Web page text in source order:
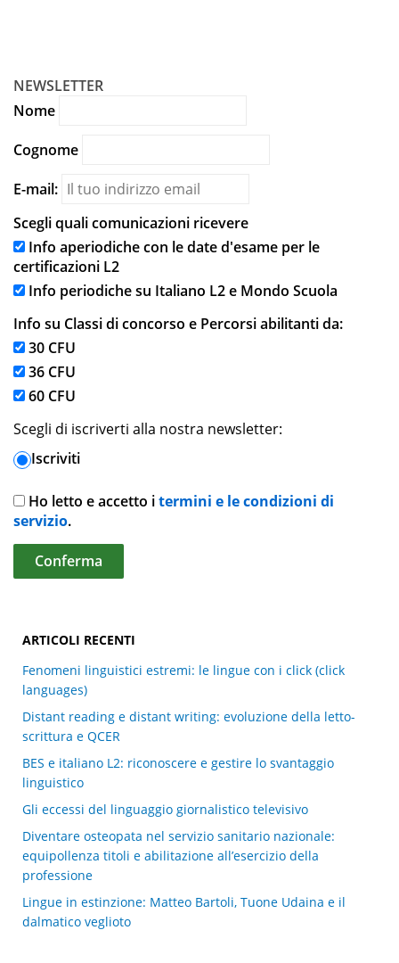
NEWSLETTER
Nome
Cognome
E-mail:
Scegli quali comunicazioni ricevere
Info aperiodiche con le date d'esame per le
certificazioni L2
Info periodiche su Italiano L2 e Mondo Scuola
Info su Classi di concorso e Percorsi abilitanti da:
30 CFU
36 CFU
60 CFU
Scegli di iscriverti alla nostra newsletter:
Iscriviti
Ho letto e accetto itermini e le condizioni di
servizio.
ARTICOLI RECENTI
Fenomeni linguistici estremi: le lingue con i click (click
languages)
Distant reading e distant writing: evoluzione della letto-
scrittura e QCER
BES e italiano L2: riconoscere e gestire lo svantaggio
linguistico
Gli eccessi del linguaggio giornalistico televisivo
Diventare osteopata nel servizio sanitario nazionale:
equipollenza titoli e abilitazione all’esercizio della
professione
Lingue in estinzione: Matteo Bartoli, Tuone Udaina e il
dalmatico veglioto